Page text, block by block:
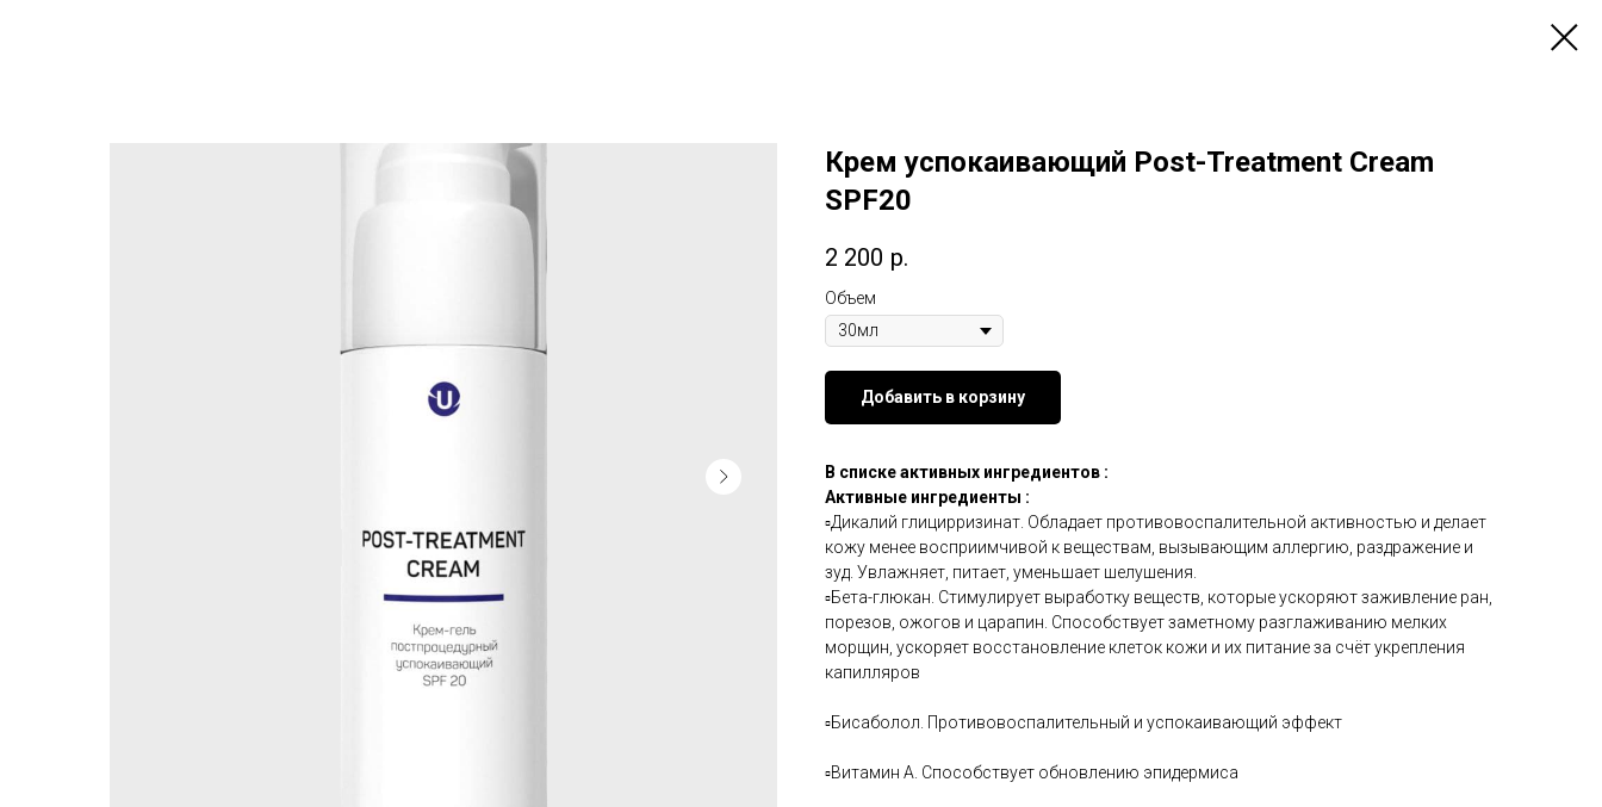
Крем успокаивающий Post-Treatment Cream
SPF20
2 200 р.
Объем
Добавить в корзину
В списке активных ингредиентов :
Активные ингредиенты :
▫️Дикалий глицирризинат. Обладает противовоспалительной активностью и делает
кожу менее восприимчивой к веществам, вызывающим аллергию, раздражение и
зуд. Увлажняет, питает, уменьшает шелушения.
▫️Бета-глюкан. Стимулирует выработку веществ, которые ускоряют заживление ран,
порезов, ожогов и царапин. Способствует заметному разглаживанию мелких
морщин, ускоряет восстановление клеток кожи и их питание за счёт укрепления
капилляров
▫️Бисаболол. Противовоспалительный и успокаивающий эффект
▫️Витамин А. Способствует обновлению эпидермиса